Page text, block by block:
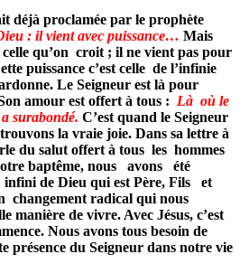
déjà proclamée par le prophète
: il vient avec puissance… Mais
celle qu’on croit ; il ne vient pas pour
puissance c’est celle de l’infinie
Le Seigneur est là pour
amour est offert à tous : Là où le
surabondé. C’est quand le Seigneur
la vraie joie. Dans sa lettre à
du salut offert à tous les hommes
nous avons été
de Dieu qui est Père, Fils et
radical qui nous
manière de vivre. Avec Jésus, c’est
Nous avons tous besoin de
présence du Seigneur dans notre vie